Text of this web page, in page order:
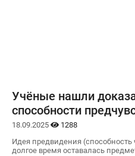
Учёные нашли
способности
18.09.2025
1288
Идея предвидения (способность
долгое время оставалась